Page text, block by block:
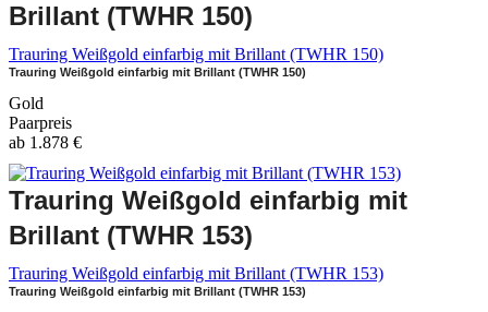
Brillant (TWHR 150)
Trauring Weißgold einfarbig mit Brillant (TWHR 150)
Trauring Weißgold einfarbig mit Brillant (TWHR 150)
Gold
Paarpreis
ab 1.878 €
Trauring Weißgold einfarbig mit
Brillant (TWHR 153)
Trauring Weißgold einfarbig mit Brillant (TWHR 153)
Trauring Weißgold einfarbig mit Brillant (TWHR 153)